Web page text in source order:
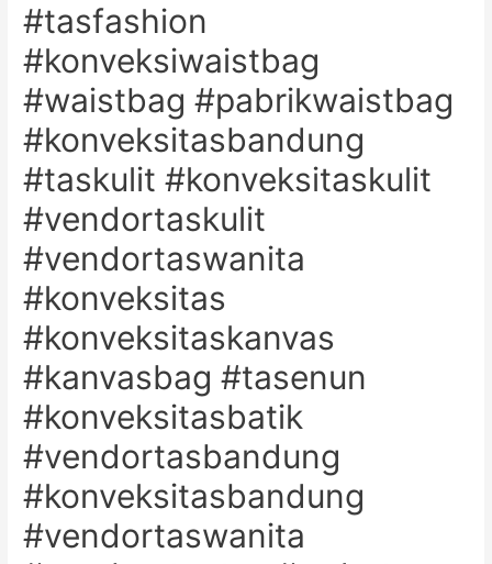
#tasfashion
#konveksiwaistbag
#waistbag #pabrikwaistbag
#konveksitasbandung
#taskulit #konveksitaskulit
#vendortaskulit
#vendortaswanita
#konveksitas
#konveksitaskanvas
#kanvasbag #tasenun
#konveksitasbatik
#vendortasbandung
#konveksitasbandung
#vendortaswanita